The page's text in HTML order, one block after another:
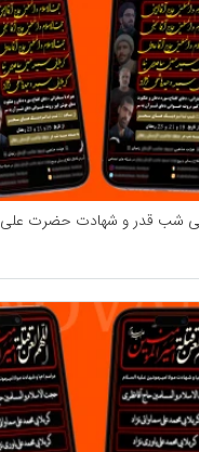
شب قدر و شهادت حضرت علی